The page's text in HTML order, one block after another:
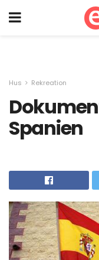
Hus Rekreation
Spanien